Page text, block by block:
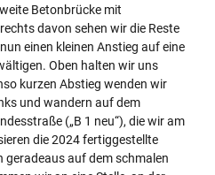
Betonbrücke mit
davon sehen wir die Reste
einen kleinen Anstieg auf eine
Oben halten wir uns
kurzen Abstieg wenden wir
und wandern auf dem
(„B 1 neu“), die wir am
die 2024 fertiggestellte
geradeaus auf dem schmalen